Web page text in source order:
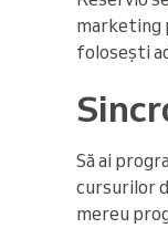
marketing
folosești
Să ai
cursurilor
mereu